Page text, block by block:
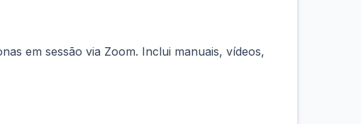
em sessão via Zoom. Inclui manuais, vídeos,